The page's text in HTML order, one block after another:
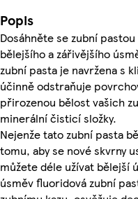
Popis
Dosáhněte se zubní
bělejšího a zářivějšího
zubní pasta je navržena s
účinně odstraňuje
přirozenou bělost vašich
minerální čisticí složky.
Nejenže tato zubní pasta
tomu, aby se nové skvrny
můžete déle užívat bělejší
úsměv fluoridová zubní